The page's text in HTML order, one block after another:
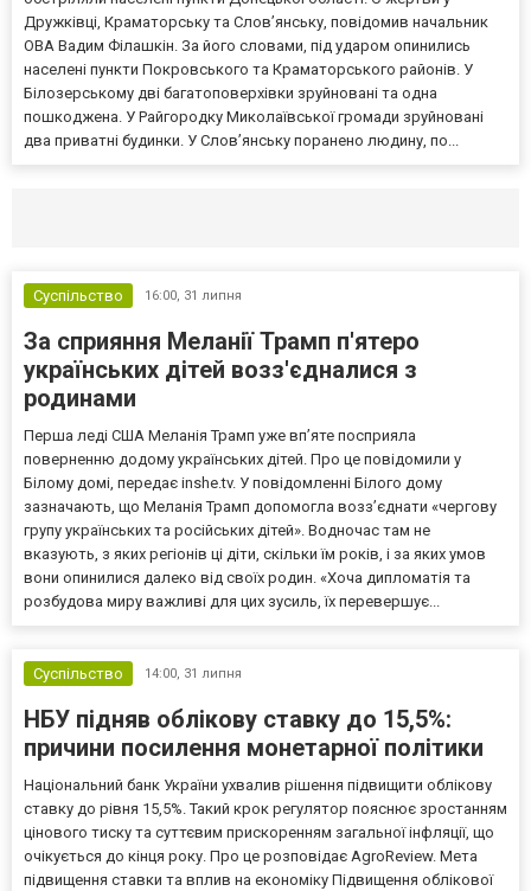
Дружківці, Краматорську та Слов’янську, повідомив начальник
ОВА Вадим Філашкін. За його словами, під ударом опинились
населені пункти Покровського та Краматорського районів. У
Білозерському дві багатоповерхівки зруйновані та одна
пошкоджена. У Райгородку Миколаївської громади зруйновані
два приватні будинки. У Слов’янську поранено людину, по...
Суспільство 16:00, 31 липня
За сприяння Меланії Трамп п'ятеро
українських дітей возз'єдналися з
родинами
Перша леді США Меланія Трамп уже впʼяте посприяла
поверненню додому українських дітей. Про це повідомили у
Білому домі, передає inshe.tv. У повідомленні Білого дому
зазначають, що Меланія Трамп допомогла возз’єднати «чергову
групу українських та російських дітей». Водночас там не
вказують, з яких регіонів ці діти, скільки їм років, і за яких умов
вони опинилися далеко від своїх родин. «Хоча дипломатія та
розбудова миру важливі для цих зусиль, їх перевершує...
Суспільство 14:00, 31 липня
НБУ підняв облікову ставку до 15,5%:
причини посилення монетарної політики
Національний банк України ухвалив рішення підвищити облікову
ставку до рівня 15,5%. Такий крок регулятор пояснює зростанням
цінового тиску та суттєвим прискоренням загальної інфляції, що
очікується до кінця року. Про це розповідає AgroReview. Мета
підвищення ставки та вплив на економіку Підвищення облікової